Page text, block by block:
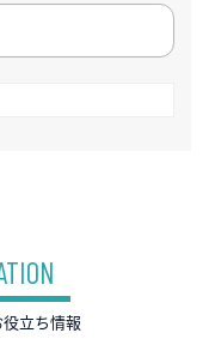
立ち情報